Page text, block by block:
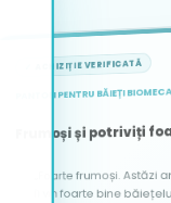
ACHIZIȚIE VERIFICATĂ
PANTOFI PENTRU BĂIEȚI
Frumoși și potriviți
„Foarte frumoși.
îi vin foarte bine băiețelului meu.